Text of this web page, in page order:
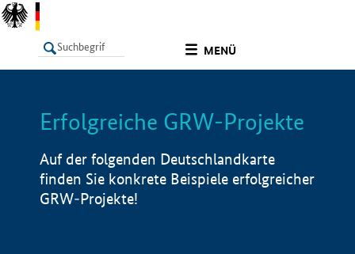
MENÜ
LISTE Info
Erfolgreiche GRW-Projekte
Auf der folgenden Deutschlandkarte
finden Sie konkrete Beispiele erfolgreicher
GRW-Projekte!